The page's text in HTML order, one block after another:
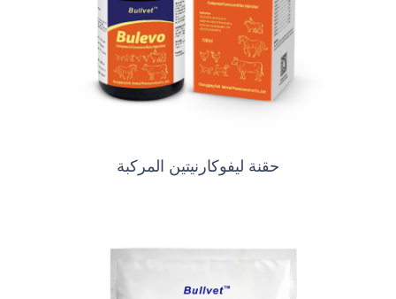
حقنة ليفوكارنيتين المركبة